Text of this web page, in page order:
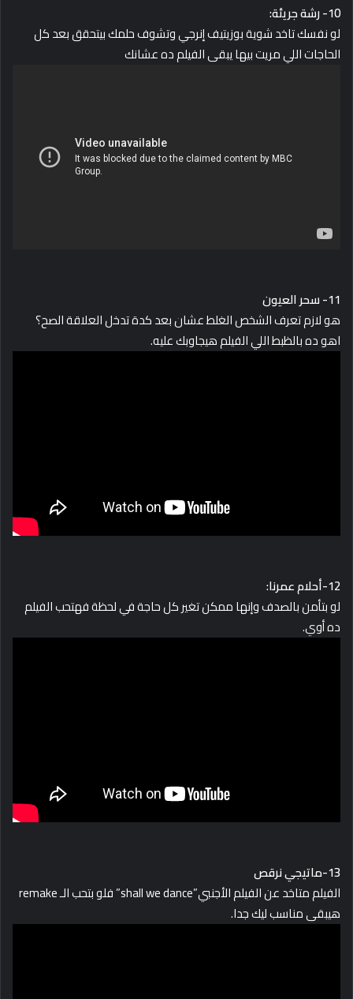
10- رشة جريئة:
لو نفسك تاخد شوية بوزيتيف إنرجي وتشوف حلمك بيتحقق بعد كل
الحاجات اللي مريت بيها يبقى الفيلم ده عشانك
11- سحر العيون
هو لازم تعرف الشخص الغلط عشان بعد كدة تدخل العلاقة الصح؟
اهو ده بالظبط اللي الفيلم هيجاوبك عليه.
12-أحلام عمرنا:
لو بتأمن بالصدف وإنها ممكن تغير كل حاجة في لحظة فهتحب الفيلم
ده أوي.
13-ماتيجي نرقص
الفيلم متاخد عن الفيلم الأجنبي”shall we dance” فلو بتحب الـ remake
هيبقى مناسب ليك جدا.